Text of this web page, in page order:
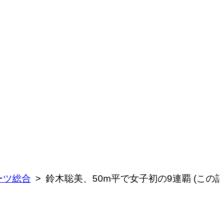
ツ総合 鈴木聡美、50m平で女子初の9連覇 (この